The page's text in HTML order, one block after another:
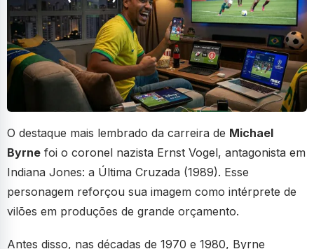
O destaque mais lembrado da carreira de Michael
Byrne foi o coronel nazista Ernst Vogel, antagonista em
Indiana Jones: a Última Cruzada (1989). Esse
personagem reforçou sua imagem como intérprete de
vilões em produções de grande orçamento.
Antes disso, nas décadas de 1970 e 1980, Byrne